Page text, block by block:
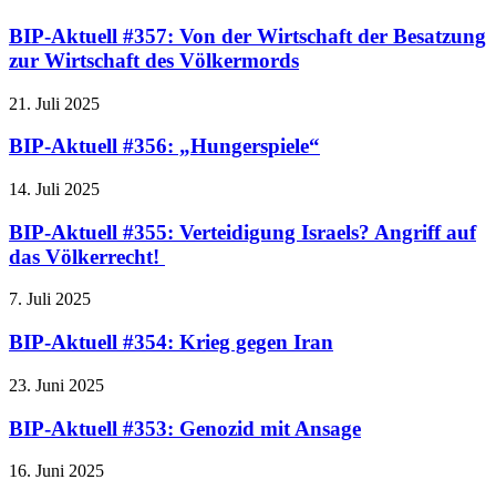
BIP-Aktuell #357: Von der Wirtschaft der Besatzung
zur Wirtschaft des Völkermords
21. Juli 2025
BIP-Aktuell #356: „Hungerspiele“
14. Juli 2025
BIP-Aktuell #355: Verteidigung Israels? Angriff auf
das Völkerrecht!
7. Juli 2025
BIP-Aktuell #354: Krieg gegen Iran
23. Juni 2025
BIP-Aktuell #353: Genozid mit Ansage
16. Juni 2025